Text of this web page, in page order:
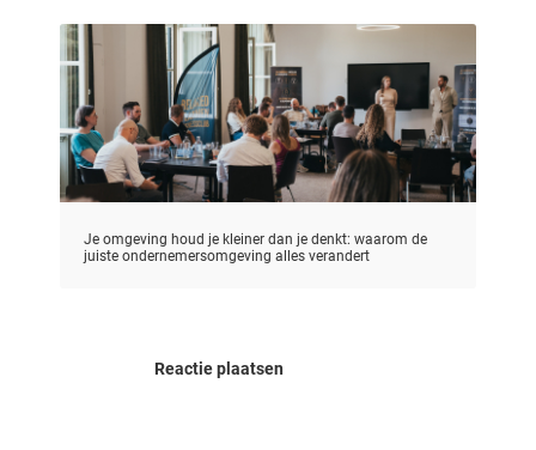
Je omgeving houd je kleiner dan je denkt: waarom de
juiste ondernemersomgeving alles verandert
Reactie plaatsen